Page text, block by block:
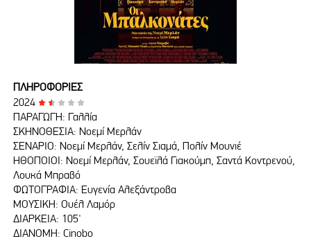
ΠΛΗΡΟΦΟΡΙΕΣ
2024
ΠΑΡΑΓΩΓΗ: Γαλλία
ΣΚΗΝΟΘΕΣΙΑ: Νοεμί Μερλάν
ΣΕΝΑΡΙΟ: Νοεμί Μερλάν, Σελίν Σιαμά, Πολίν Μουνιέ
ΗΘΟΠΟΙΟΙ: Νοεμί Μερλάν, Σουεϊλά Γιακούμπ, Σαντά Κοντρενού,
Λουκά Μπραβό
ΦΩΤΟΓΡΑΦΙΑ: Ευγενία Αλεξάντροβα
ΜΟΥΣΙΚΗ: Ουέλ Λαμόρ
ΔΙΑΡΚΕΙΑ: 105'
ΔΙΑΝΟΜΗ: Cinobo